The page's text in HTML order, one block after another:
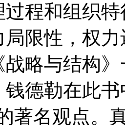
过程和组织
局限性，权
战略与结构
钱德勒在此
著名观点。